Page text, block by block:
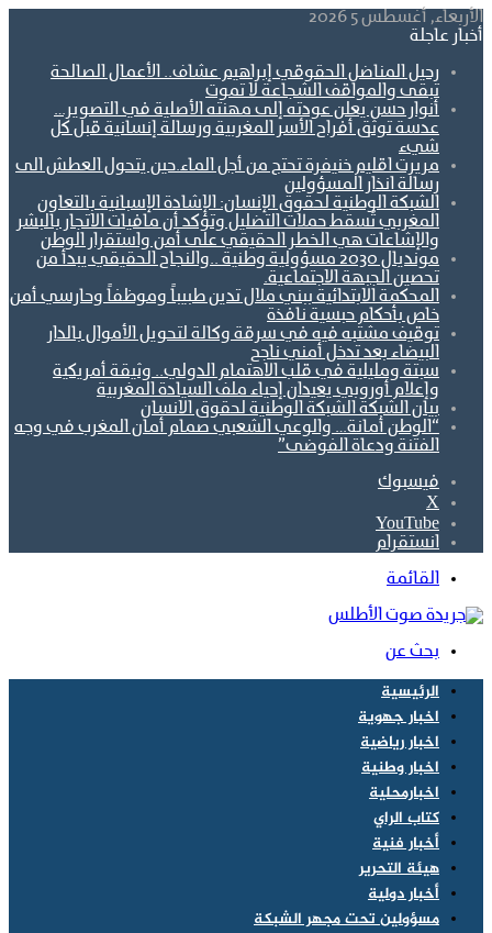
الأربعاء, أغسطس 5 2026
أخبار عاجلة
رحيل المناضل الحقوقي إبراهيم عشاف.. الأعمال الصالحة
تبقى والمواقف الشجاعة لا تموت
أنوار حسن يعلن عودته إلى مهنته الأصلية في التصوير…
عدسة توثق أفراح الأسر المغربية ورسالة إنسانية قبل كل
شيء
مريرت اقليم خنيفرة تحتج من أجل الماء.حين يتحول العطش الى
رسالة انذار المسؤولين
الشبكة الوطنية لحقوق الإنسان: الإشادة الإسبانية بالتعاون
المغربي تُسقط حملات التضليل وتؤكد أن مافيات الاتجار بالبشر
والإشاعات هي الخطر الحقيقي على أمن واستقرار الوطن
مونديال 2030 مسؤولية وطنية ..والنجاح الحقيقي يبدأ من
تحصين الجبهة الاجتماعية.
المحكمة الابتدائية ببني ملال تدين طبيباً وموظفاً وحارسي أمن
خاص بأحكام حبسية نافذة
توقيف مشتبه فيه في سرقة وكالة لتحويل الأموال بالدار
البيضاء بعد تدخل أمني ناجح
سبتة ومليلية في قلب الاهتمام الدولي.. وثيقة أمريكية
وإعلام أوروبي يعيدان إحياء ملف السيادة المغربية
بيان الشبكة الشبكة الوطنية لحقوق الانسان
“الوطن أمانة… والوعي الشعبي صمام أمان المغرب في وجه
الفتنة ودعاة الفوضى”
فيسبوك
‫X
‫YouTube
انستقرام
القائمة
بحث عن
الرئيسية
اخبار جهوية
اخبار رياضية
اخبار وطنية
اخبارمحلية
كتاب الراي
أخبار فنية
هيئة التحرير
أخبار دولية
مسؤولين تحت مجهر الشبكة